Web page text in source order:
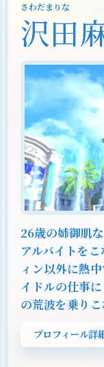
さわだまりな
沢田
26歳の姉御肌
アルバイトを
ィン以外に熱
イドルの仕事
の荒波を乗りこ
プロフィール詳